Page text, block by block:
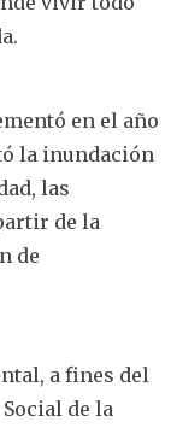
en el año
la inundación
las
de la
de
a fines del
de la